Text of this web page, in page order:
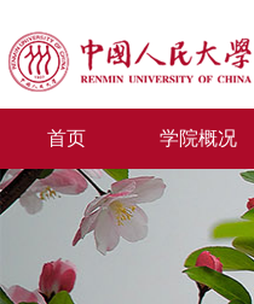
首页 学院概况